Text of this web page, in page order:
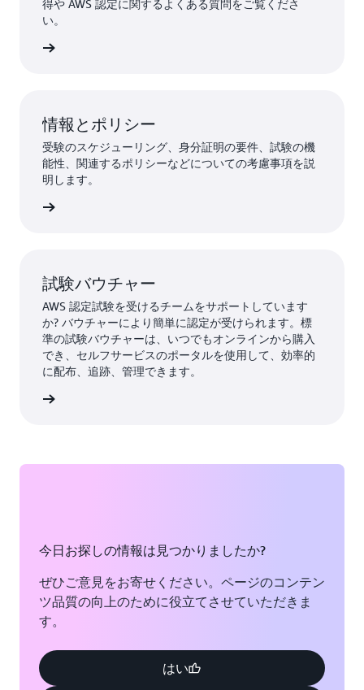
得や AWS 認定に関するよくある質問をご覧くださ
い。
情報とポリシー
受験のスケジューリング、身分証明の要件、試験の機
能性、関連するポリシーなどについての考慮事項を説
明します。
試験バウチャー
AWS 認定試験を受けるチームをサポートしています
か? バウチャーにより簡単に認定が受けられます。標
準の試験バウチャーは、いつでもオンラインから購入
でき、セルフサービスのポータルを使用して、効率的
に配布、追跡、管理できます。
今日お探しの情報は見つかりましたか?
ぜひご意見をお寄せください。ページのコンテン
ツ品質の向上のために役立てさせていただきま
す。
はい